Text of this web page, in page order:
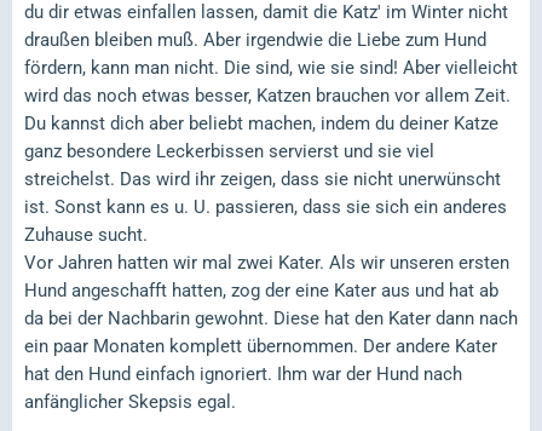
du dir etwas einfallen lassen, damit die Katz' im Winter nicht
draußen bleiben muß. Aber irgendwie die Liebe zum Hund
fördern, kann man nicht. Die sind, wie sie sind! Aber vielleicht
wird das noch etwas besser, Katzen brauchen vor allem Zeit.
Du kannst dich aber beliebt machen, indem du deiner Katze
ganz besondere Leckerbissen servierst und sie viel
streichelst. Das wird ihr zeigen, dass sie nicht unerwünscht
ist. Sonst kann es u. U. passieren, dass sie sich ein anderes
Zuhause sucht.
Vor Jahren hatten wir mal zwei Kater. Als wir unseren ersten
Hund angeschafft hatten, zog der eine Kater aus und hat ab
da bei der Nachbarin gewohnt. Diese hat den Kater dann nach
ein paar Monaten komplett übernommen. Der andere Kater
hat den Hund einfach ignoriert. Ihm war der Hund nach
anfänglicher Skepsis egal.